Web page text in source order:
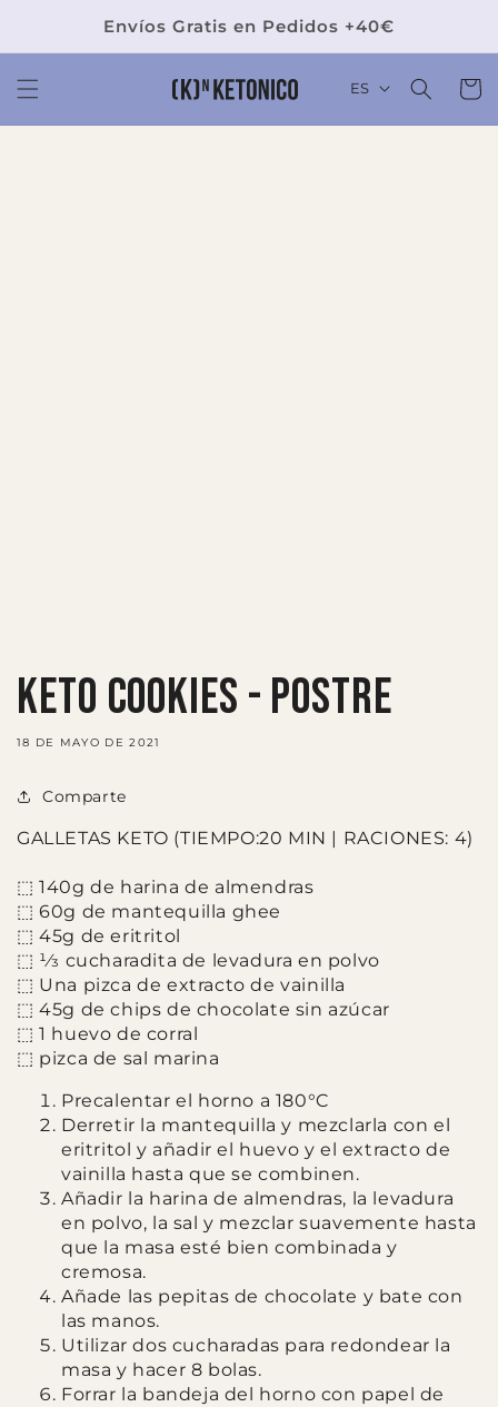
directamenteEnvíos Gratis en Pedidos +40€
ES Carrito
KETO COOKIES - Postre
18 DE MAYO DE 2021
Comparte
GALLETAS KETO (TIEMPO:20 MIN | RACIONES: 4)
⬚ 140g de harina de almendras
⬚ 60g de mantequilla ghee
⬚ 45g de eritritol
⬚ 1⁄3 cucharadita de levadura en polvo
⬚ Una pizca de extracto de vainilla
⬚ 45g de chips de chocolate sin azúcar
⬚ 1 huevo de corral
⬚ pizca de sal marina
Precalentar el horno a 180°C
Derretir la mantequilla y mezclarla con el
eritritol y añadir el huevo y el extracto de
vainilla hasta que se combinen.
Añadir la harina de almendras, la levadura
en polvo, la sal y mezclar suavemente hasta
que la masa esté bien combinada y
cremosa.
Añade las pepitas de chocolate y bate con
las manos.
Utilizar dos cucharadas para redondear la
masa y hacer 8 bolas.
Forrar la bandeja del horno con papel de